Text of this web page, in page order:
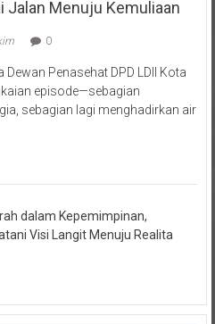
episode—sebagian
sebagian lagi menghadirkan air
Visi Langit Menuju Realita